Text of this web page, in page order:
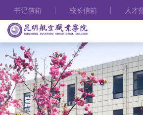
书记信箱 校长信箱 人才